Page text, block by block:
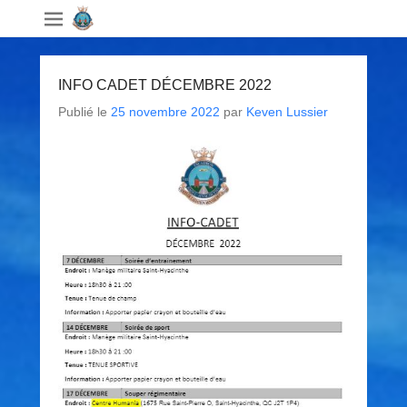
INFO CADET DÉCEMBRE 2022
Publié le 25 novembre 2022 par Keven Lussier